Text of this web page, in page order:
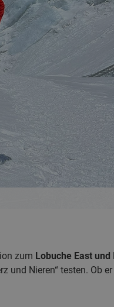
zum Lobuche East und
und Nieren“ testen. Ob